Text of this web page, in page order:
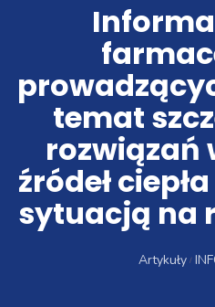
temat
rozwiązań
źródeł
sytuacją na
Artykuły